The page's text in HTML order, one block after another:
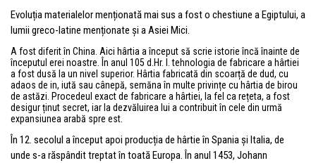
Evoluția materialelor menționată mai sus a fost o chestiune a Egiptului, a
lumii greco-latine menționate și a Asiei Mici.
A fost diferit în China. Aici hârtia a început să scrie istorie încă înainte de
începutul erei noastre. În anul 105 d.Hr. l. tehnologia de fabricare a hârtiei
a fost dusă la un nivel superior. Hârtia fabricată din scoarță de dud, cu
adaos de in, iută sau cânepă, semăna în multe privințe cu hârtia de birou
de astăzi. Procedeul exact de fabricare a hârtiei, la fel ca rețeta, a fost
desigur ținut secret, iar la dezvăluirea lui a contribuit în cele din urmă
expansiunea arabă spre est.
În 12. secolul a început apoi producția de hârtie în Spania și Italia, de
unde s-a răspândit treptat în toată Europa. În anul 1453, Johann